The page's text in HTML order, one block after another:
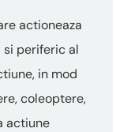
actioneaza
periferic al
in mod
coleoptere,
actiune